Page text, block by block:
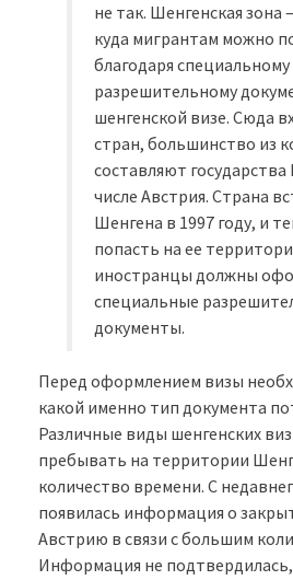
не так. Шенгенская зона
куда мигрантам можно
благодаря специальному
разрешительному
шенгенской визе. Сюда
стран, большинство из
составляют государства
числе Австрия. Страна
Шенгена в 1997 году, и
попасть на ее
иностранцы должны
специальные
документы.
Перед оформлением визы
какой именно тип документа
Различные виды шенгенских
пребывать на территории
количество времени. С
появилась информация о
Австрию в связи с большим
Информация не